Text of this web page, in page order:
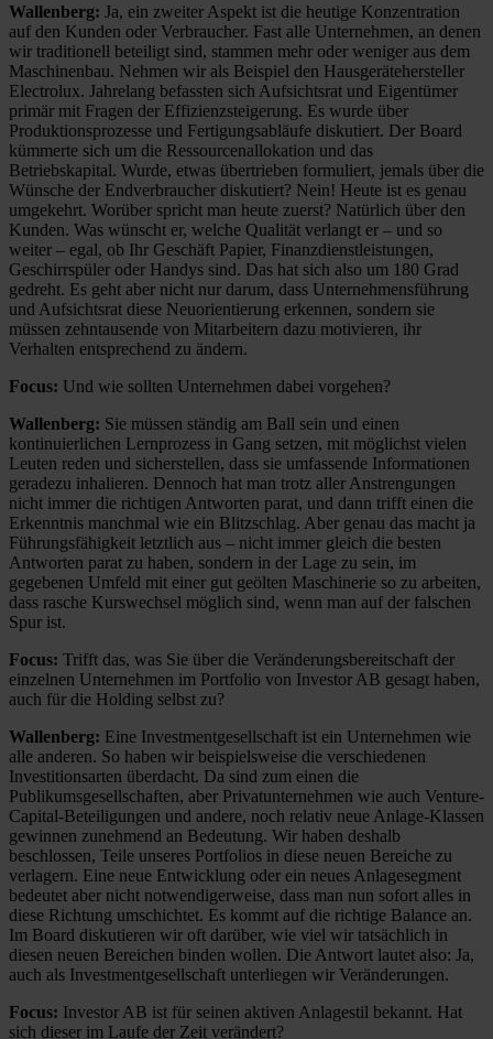
Wallenberg: Ja, ein zweiter Aspekt ist die heutige Konzentration
auf den Kunden oder Verbraucher. Fast alle Unternehmen, an denen
wir traditionell beteiligt sind, stammen mehr oder weniger aus dem
Maschinenbau. Nehmen wir als Beispiel den Hausgerätehersteller
Electrolux. Jahrelang befassten sich Aufsichtsrat und Eigentümer
primär mit Fragen der Effizienzsteigerung. Es wurde über
Produktionsprozesse und Fertigungsabläufe diskutiert. Der Board
kümmerte sich um die Ressourcenallokation und das
Betriebskapital. Wurde, etwas übertrieben formuliert, jemals über die
Wünsche der Endverbraucher diskutiert? Nein! Heute ist es genau
umgekehrt. Worüber spricht man heute zuerst? Natürlich über den
Kunden. Was wünscht er, welche Qualität verlangt er – und so
weiter – egal, ob Ihr Geschäft Papier, Finanzdienstleistungen,
Geschirrspüler oder Handys sind. Das hat sich also um 180 Grad
gedreht. Es geht aber nicht nur darum, dass Unternehmensführung
und Aufsichtsrat diese Neuorientierung erkennen, sondern sie
müssen zehntausende von Mitarbeitern dazu motivieren, ihr
Verhalten entsprechend zu ändern.
Focus: Und wie sollten Unternehmen dabei vorgehen?
Wallenberg: Sie müssen ständig am Ball sein und einen
kontinuierlichen Lernprozess in Gang setzen, mit möglichst vielen
Leuten reden und sicherstellen, dass sie umfassende Informationen
geradezu inhalieren. Dennoch hat man trotz aller Anstrengungen
nicht immer die richtigen Antworten parat, und dann trifft einen die
Erkenntnis manchmal wie ein Blitzschlag. Aber genau das macht ja
Führungsfähigkeit letztlich aus – nicht immer gleich die besten
Antworten parat zu haben, sondern in der Lage zu sein, im
gegebenen Umfeld mit einer gut geölten Maschinerie so zu arbeiten,
dass rasche Kurswechsel möglich sind, wenn man auf der falschen
Spur ist.
Focus: Trifft das, was Sie über die Veränderungsbereitschaft der
einzelnen Unternehmen im Portfolio von Investor AB gesagt haben,
auch für die Holding selbst zu?
Wallenberg: Eine Investmentgesellschaft ist ein Unternehmen wie
alle anderen. So haben wir beispielsweise die verschiedenen
Investitionsarten überdacht. Da sind zum einen die
Publikumsgesellschaften, aber Privatunternehmen wie auch Venture-
Capital-Beteiligungen und andere, noch relativ neue Anlage-Klassen
gewinnen zunehmend an Bedeutung. Wir haben deshalb
beschlossen, Teile unseres Portfolios in diese neuen Bereiche zu
verlagern. Eine neue Entwicklung oder ein neues Anlagesegment
bedeutet aber nicht notwendigerweise, dass man nun sofort alles in
diese Richtung umschichtet. Es kommt auf die richtige Balance an.
Im Board diskutieren wir oft darüber, wie viel wir tatsächlich in
diesen neuen Bereichen binden wollen. Die Antwort lautet also: Ja,
auch als Investmentgesellschaft unterliegen wir Veränderungen.
Focus: Investor AB ist für seinen aktiven Anlagestil bekannt. Hat
sich dieser im Laufe der Zeit verändert?